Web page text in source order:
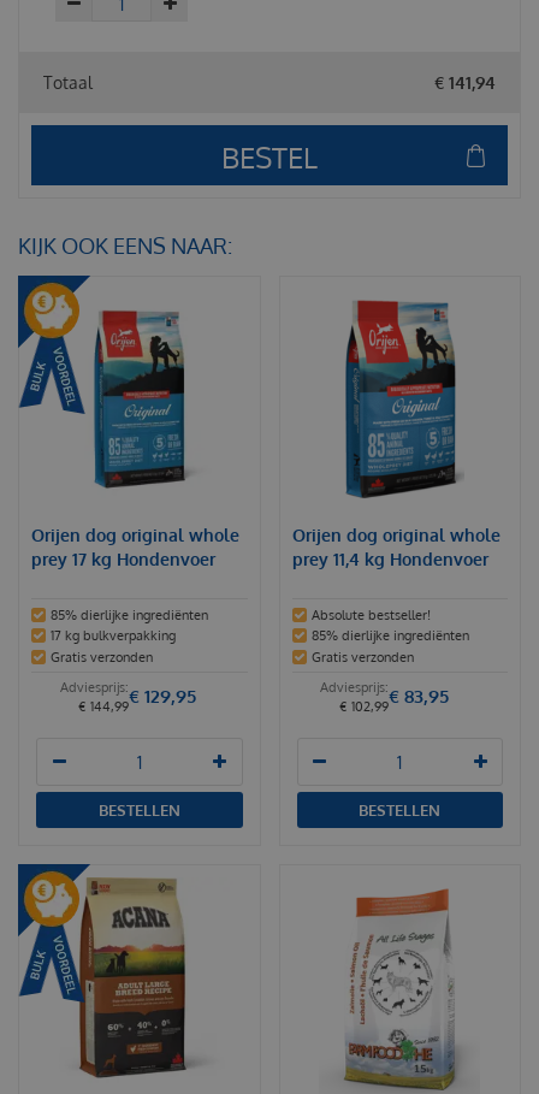
Totaal € 141,94
KIJK OOK EENS NAAR:
Orijen dog original whole
prey 17 kg Hondenvoer
85% dierlijke ingrediënten
17 kg bulkverpakking
Gratis verzonden
€ 144,99€ 129,95
BESTELLEN
Orijen dog original whole
prey 11,4 kg Hondenvoer
Absolute bestseller!
85% dierlijke ingrediënten
Gratis verzonden
€ 102,99€ 83,95
BESTELLEN